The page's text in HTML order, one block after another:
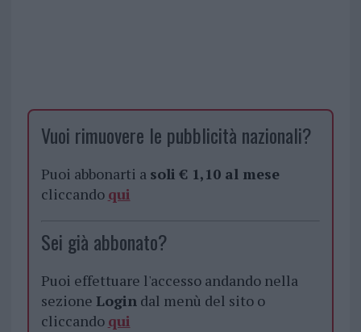
Vuoi rimuovere le pubblicità nazionali?
Puoi abbonarti a soli € 1,10 al mese
cliccando qui
Sei già abbonato?
Puoi effettuare l'accesso andando nella
sezione Logindal menù del sito o
cliccando qui